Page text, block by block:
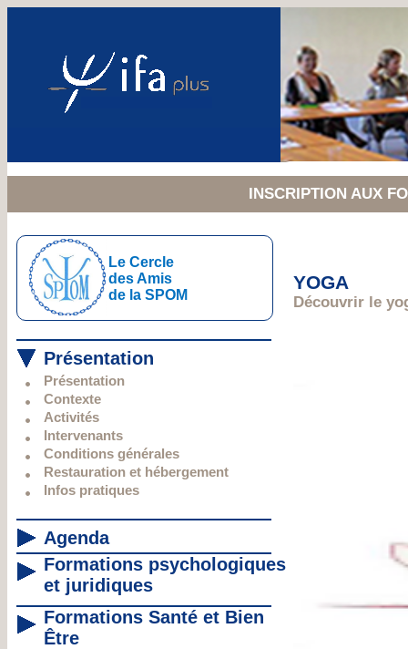
INSCRIPTION AUX
Le Cercle
des Amis
de la SPOM
Présentation
Présentation
Contexte
Activités
Intervenants
Conditions générales
Restauration et hébergement
Infos pratiques
Agenda
Formations psychologiques
et juridiques
Formations Santé et Bien
Être
YOGA
Découvrir le